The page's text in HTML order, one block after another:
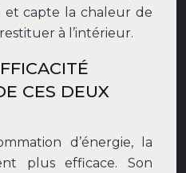
et capte la chaleur de
à l’intérieur.
CES DEUX
d’énergie, la
plus efficace. Son